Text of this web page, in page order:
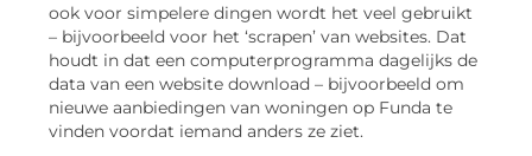
ook voor simpelere dingen wordt het veel gebruikt
– bijvoorbeeld voor het ‘scrapen’ van websites. Dat
houdt in dat een computerprogramma dagelijks de
data van een website download – bijvoorbeeld om
nieuwe aanbiedingen van woningen op Funda te
vinden voordat iemand anders ze ziet.